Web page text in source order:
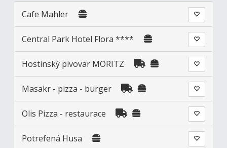
Cafe Mahler
Central Park Hotel Flora ****
Hostinský pivovar MORITZ
Masakr - pizza - burger
Olis Pizza - restaurace
Potrefená Husa